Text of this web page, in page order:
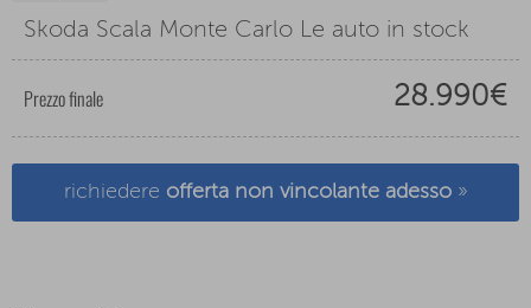
Skoda Scala Monte Carlo Le auto in stock
Prezzo finale 28.990€
richiedere offerta non vincolante adesso »